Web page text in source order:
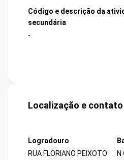
Código e descrição da
secundária
-
Localização e
Logradouro
RUA FLORIANO PEIXOTO
N